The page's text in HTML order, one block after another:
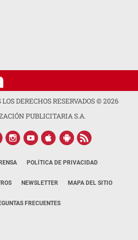
DERECHOS RESERVADOS ©2026
PUBLICITARIA S.A.
POLÍTICA DE PRIVACIDAD
NEWSLETTER MAPA DEL SITIO
FRECUENTES